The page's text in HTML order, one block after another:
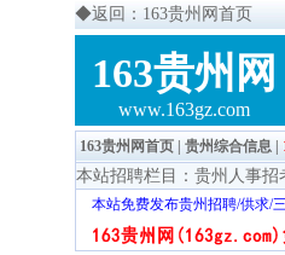
◆返回：163贵州网首页
163贵州网
www.163gz.com
163贵州网首页 贵州综合信息
本站招聘栏目： 贵州人事招
本站免费发布贵州招聘/供求/